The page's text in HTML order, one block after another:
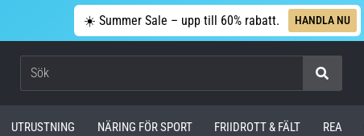
☀️ Summer Sale – upp till 60% rabatt. HANDLA NU
UTRUSTNING NÄRING FÖR SPORT FRIIDROTT & FÄLT REA